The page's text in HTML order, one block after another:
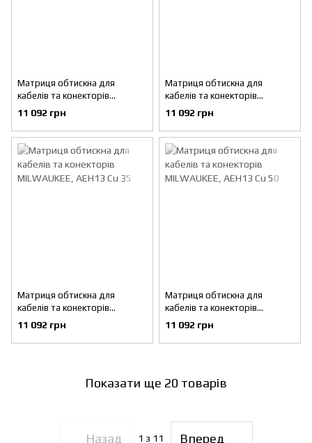
Матриця обтискна для
кабелів та конекторів
MILWAUKEE, AEH13 Cu 240
11 092 грн
Матриця обтискна для
кабелів та конекторів
MILWAUKEE, AEH13 Cu 25
11 092 грн
Матриця обтискна для
кабелів та конекторів
MILWAUKEE, AEH13 Cu 35
11 092 грн
Матриця обтискна для
кабелів та конекторів
MILWAUKEE, AEH13 Cu 50
11 092 грн
Показати ще 20 товарів
Назад 1 з 11 Вперед